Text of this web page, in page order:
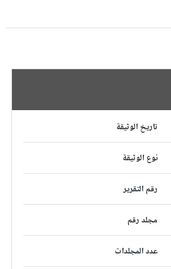
تاريخ الوثيقة
نوع الوثيقة
رقم التقرير
مجلد رقم
عدد المجلدات